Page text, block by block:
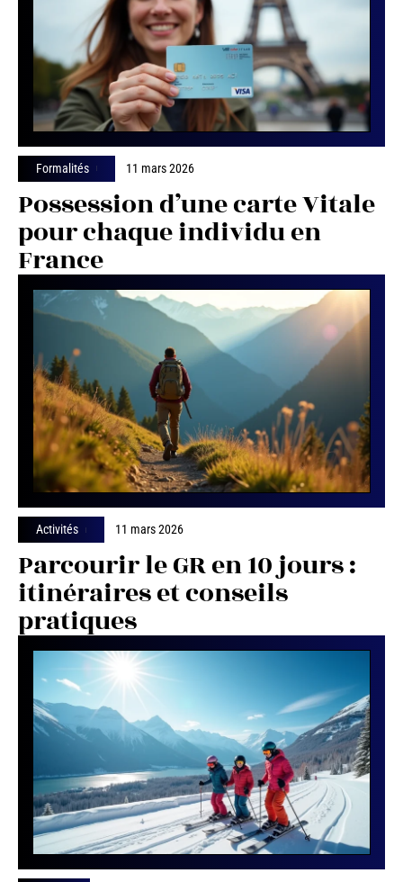
Formalités 11 mars 2026
Possession d’une carte Vitale
pour chaque individu en
France
Activités 11 mars 2026
Parcourir le GR en 10 jours :
itinéraires et conseils
pratiques